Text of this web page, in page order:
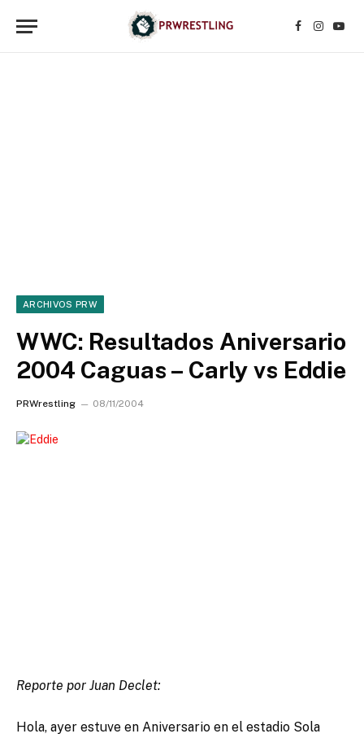
Facebook
ARCHIVOS PRW
WWC: Resultados Aniversario
2004 Caguas – Carly vs Eddie
PRWrestling 08/11/2004
Reporte por Juan Declet:
Hola, ayer estuve en Aniversario en el estadio Sola